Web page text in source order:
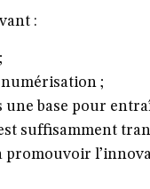
:
;
base pour
suffisamment
promouvoir